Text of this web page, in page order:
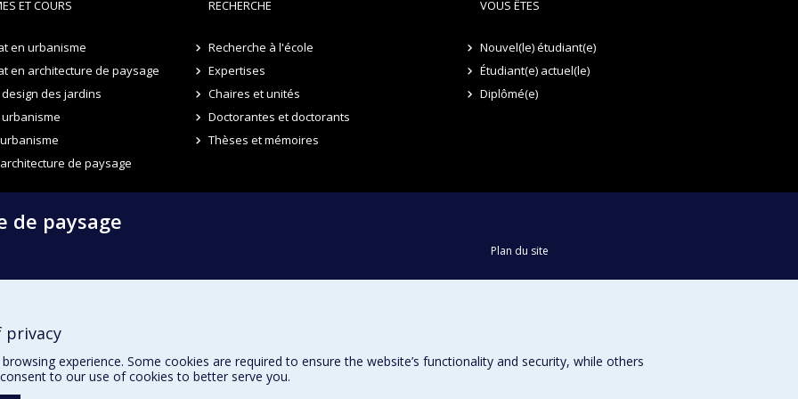
ET COURS
en urbanisme
en architecture de paysage
des jardins
de paysage
RECHERCHE
Recherche à l'école
Expertises
Chaires et unités
Doctorantes et doctorants
Thèses et mémoires
VOUS ÊTES
Nouvel(le) étudiant(e)
Étudiant(e) actuel(le)
Diplômé(e)
de paysage
Plan du site
Accessibilité
privacy
experience. Some cookies are required to ensure the website’s functionality and security, while others
to our use of cookies to better serve you.